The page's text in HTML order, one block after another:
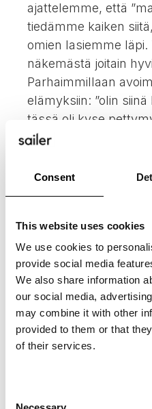
Consent
This website uses cookies
We use cookies to
provide social media
We also share information
our social media,
may combine it with other
provided to them or that
of their services.
ajattelemme, että
tiedämme kaiken
omien lasiemme läpi.
näkemästä joitain
Parhaimmillaan
elämyksiin: ”olin
tässä oli kyse
mutta olikin kyse
Jos taas oikeassa
tärkeää, ei voi olla
perspektiiveille, mikä
perusteellista